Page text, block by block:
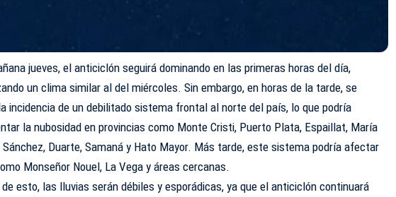
jueves, el anticiclón seguirá dominando en las primeras horas del día,
un clima similar al del miércoles. Sin embargo, en horas de la tarde, se
incidencia de un debilitado sistema frontal al norte del país, lo que podría
la nubosidad en provincias como Monte Cristi, Puerto Plata, Espaillat, María
Sánchez, Duarte, Samaná y Hato Mayor. Más tarde, este sistema podría afectar
Monseñor Nouel, La Vega y áreas cercanas.
esto, las lluvias serán débiles y esporádicas, ya que el anticiclón continuará